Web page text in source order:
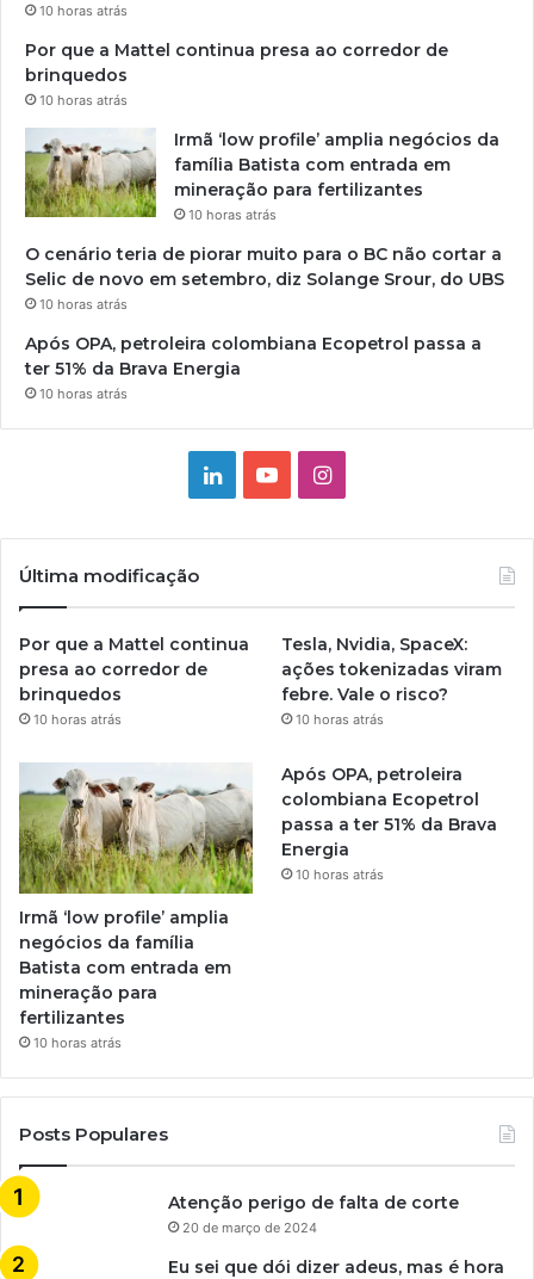
10 horas atrás
Por que a Mattel continua presa ao corredor de
brinquedos
10 horas atrás
Irmã ‘low profile’ amplia negócios da
família Batista com entrada em
mineração para fertilizantes
10 horas atrás
O cenário teria de piorar muito para o BC não cortar a
Selic de novo em setembro, diz Solange Srour, do UBS
10 horas atrás
Após OPA, petroleira colombiana Ecopetrol passa a
ter 51% da Brava Energia
10 horas atrás
LinkedinYouTubeInstagram
Última modificação
Por que a Mattel continua
presa ao corredor de
brinquedos
10 horas atrás
Tesla, Nvidia, SpaceX:
ações tokenizadas viram
febre. Vale o risco?
10 horas atrás
Irmã ‘low profile’ amplia
negócios da família
Batista com entrada em
mineração para
fertilizantes
10 horas atrás
Após OPA, petroleira
colombiana Ecopetrol
passa a ter 51% da Brava
Energia
10 horas atrás
Posts Populares
Atenção perigo de falta de corte
20 de março de 2024
Eu sei que dói dizer adeus, mas é hora